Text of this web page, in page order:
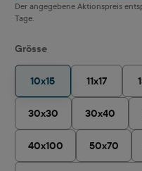
Der angegebene Aktionspreis
Tage.
Grösseauswählen
10x15 11x17
30x30 30x40
40x100 50x70